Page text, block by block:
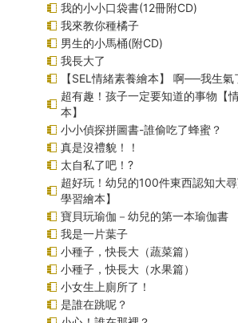
我的小小口袋書(12冊附CD)
我來教你種橘子
男生的小馬桶(附CD)
我長大了
【SEL情緒素養繪本】 啊──我生
超有趣！孩子一定要知道的事物【
本】
小小偵探拼圖書-誰偷吃了蜂蜜？
真是沒禮貌！！
太自私了吧！?
超好玩！幼兒的100件東西認知大
學習繪本】
寶貝玩瑜伽－幼兒的第一本瑜伽書
我是一片葉子
小種子，快長大（蔬菜篇）
小種子，快長大（水果篇）
小女生上廁所了！
是誰在跳呢？